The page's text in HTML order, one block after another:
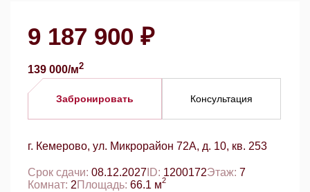
9 187 900 ₽
139 000/м2
Забронировать Консультация
г. Кемерово, ул. Микрорайон 72А, д. 10, кв. 253
Срок сдачи: 08.12.2027 ID: 1200172Этаж: 7
Комнат: 2Площадь: 66.1 м2